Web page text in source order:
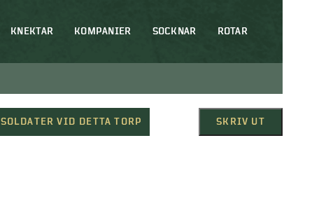
KNEKTAR KOMPANIER SOCKNAR ROTAR
SOLDATER VID DETTA TORP SKRIV UT